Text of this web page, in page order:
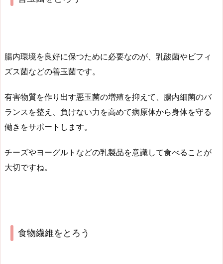
腸内環境を良好に保つために必要なのが、乳酸菌やビフィ
ズス菌などの善玉菌です。
有害物質を作り出す悪玉菌の増殖を抑えて、腸内細菌のバ
ランスを整え、負けない力を高めて病原体から身体を守る
働きをサポートします。
チーズやヨーグルトなどの乳製品を意識して食べることが
大切ですね。
食物繊維をとろう